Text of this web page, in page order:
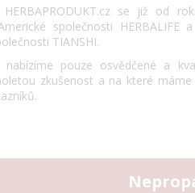
se již od
společnosti HERBALIFE
TIANSHI.
pouze osvědčené a
zkušenost a na které